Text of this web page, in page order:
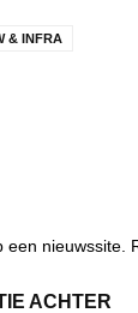
& INFRA
een nieuwssite.
ACHTER